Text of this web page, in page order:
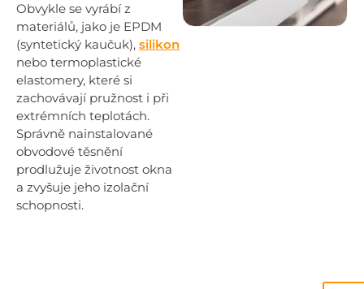
Obvykle se vyrábí z
materiálů, jako je EPDM
(syntetický kaučuk), silikon
nebo termoplastické
elastomery, které si
zachovávají pružnost i při
extrémních teplotách.
Správně nainstalované
obvodové těsnění
prodlužuje životnost okna
a zvyšuje jeho izolační
schopnosti.